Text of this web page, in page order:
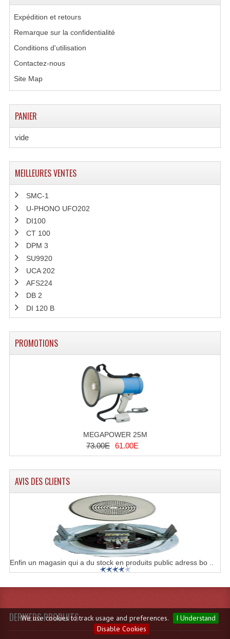
We use cookies to track usage and preferences.
I Understand
Disable Cookies
Expédition et retours
Remarque sur la confidentialité
Conditions d'utilisation
Contactez-nous
Site Map
PANIER
vide
MEILLEURES VENTES
SMC-1
U-PHONO UFO202
DI100
CT 100
DPM 3
SU9920
UCA 202
AFS224
DB 2
DI 120 B
PROMOTIONS
MEGAPOWER 25M
73.00E 61.00E
AVIS DES CLIENTS
Enfin un magasin qui a du stock en produits public adress bo ..
DERNIERS PRODUITS